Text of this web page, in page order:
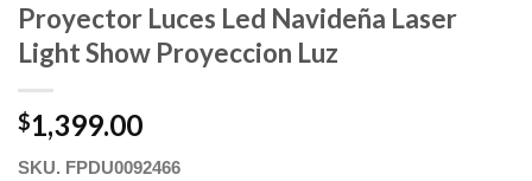
Proyector Luces Led Navideña Laser
Light Show Proyeccion Luz
$1,399.00
SKU. FPDU0092466